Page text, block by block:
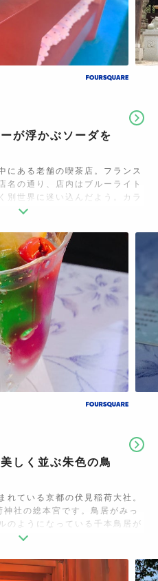
が浮かぶソーダを
にある老舗の喫茶店。フランス
名の通り、店内はブルーライト
別世界に迷い込んだよう。カラ
リーポンチやソーダなど、可愛
しく並ぶ朱色の鳥
れている京都の伏見稲荷大社。
社の総本宮です。鳥居がみっ
のようになっている千本鳥居が
され、日中とは違う幻想的な空
いるので要チェックです！